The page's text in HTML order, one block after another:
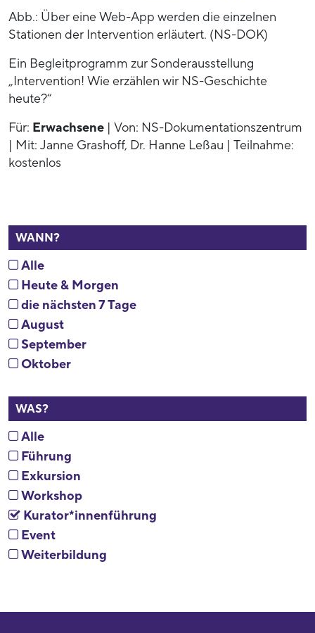
Abb.: Über eine Web-App werden die einzelnen
Stationen der Intervention erläutert. (NS-DOK)
Ein Begleitprogramm zur Sonderausstellung
„Intervention! Wie erzählen wir NS-Geschichte
heute?“
Für: Erwachsene | Von: NS-Dokumentationszentrum
| Mit: Janne Grashoff, Dr. Hanne Leßau | Teilnahme:
kostenlos
WANN?
Alle
Heute & Morgen
die nächsten 7 Tage
August
September
Oktober
WAS?
Alle
Führung
Exkursion
Workshop
Kurator*innenführung
Event
Weiterbildung